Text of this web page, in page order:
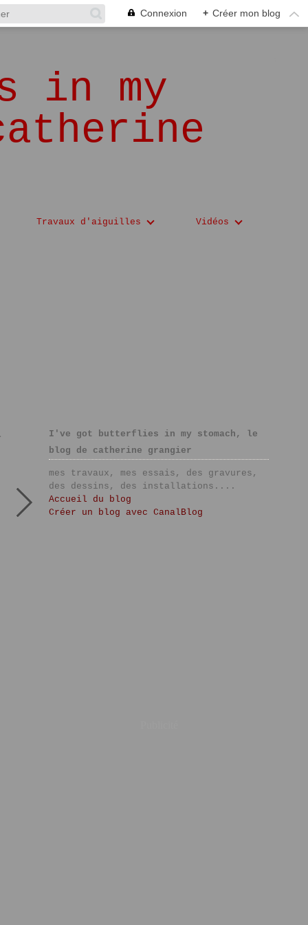
Connexion + Créer mon blog
in my
Travaux d'aiguilles Vidéos
I've got butterflies in my stomach, le
blog de catherine grangier
mes travaux, mes essais, des gravures,
des dessins, des installations....
Accueil du blog
Créer un blog avec CanalBlog